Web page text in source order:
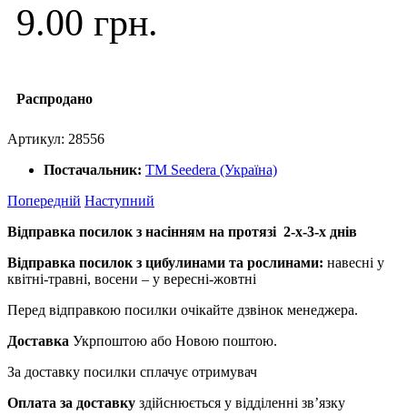
9.00 грн.
Распродано
Артикул: 28556
Постачальник: ТМ Seedera (Україна)
Попередній Наступний
Відправка посилок з насінням на протязі 2-х-3-х днів
Відправка посилок з цибулинами та рослинами: навесні у
квітні-травні, восени – у вересні-жовтні
Перед відправкою посилки очікайте дзвінок менеджера.
Доставка Укрпоштою або Новою поштою.
За доставку посилки сплачує отримувач
Оплата за доставку здійснюється у відділенні зв’язку